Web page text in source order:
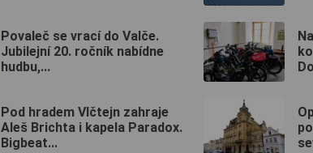
Povaleč se vrací do Valče.
Jubilejní 20. ročník nabídne
hudbu,...
Pod hradem Vlčtejn zahraje
Aleš Brichta i kapela Paradox.
Bigbeat...